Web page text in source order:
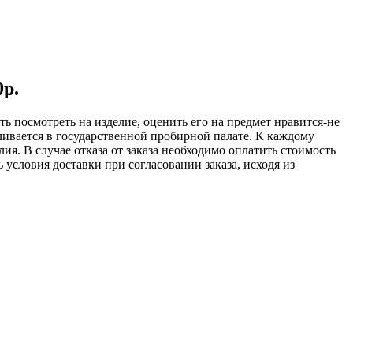
на изделие, оценить его на предмет нравится-не
в государственной пробирной палате. К каждому
В случае отказа от заказа необходимо оплатить стоимость
доставки при согласовании заказа, исходя из